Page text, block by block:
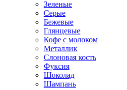
Зеленые
Серые
Бежевые
Глянцевые
Кофе с молоком
Металлик
Слоновая кость
Фуксия
Шоколад
Шампань